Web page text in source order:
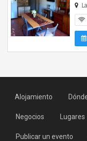
Alojamiento
Negocios Lugares
Publicar un evento